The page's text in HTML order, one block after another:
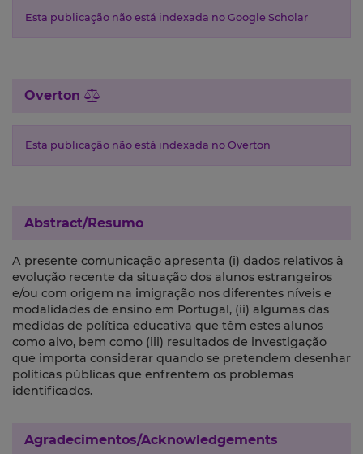
Esta publicação não está indexada no Google Scholar
Overton
Esta publicação não está indexada no Overton
Abstract/Resumo
A presente comunicação apresenta (i) dados relativos à
evolução recente da situação dos alunos estrangeiros
e/ou com origem na imigração nos diferentes níveis e
modalidades de ensino em Portugal, (ii) algumas das
medidas de política educativa que têm estes alunos
como alvo, bem como (iii) resultados de investigação
que importa considerar quando se pretendem desenhar
políticas públicas que enfrentem os problemas
identificados.
Agradecimentos/Acknowledgements